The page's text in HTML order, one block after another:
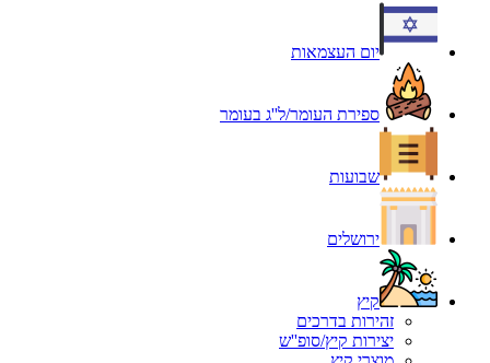
יום העצמאות
ספירת העומר/ל''ג בעומר
שבועות
ירושלים
קיץ
זהירות בדרכים
יצירות קיץ/סופ''ש